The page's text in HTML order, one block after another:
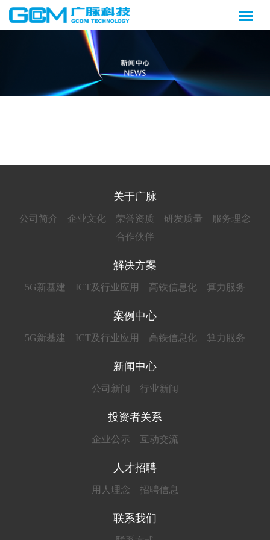
关于广脉
公司简介 企业文化 荣誉资质 研发质量
服务理念
合作伙伴
解决方案
5G新基建 ICT及行业应用 高铁信息化 算力服务
案例中心
5G新基建 ICT及行业应用 高铁信息化 算力服务
新闻中心
公司新闻 行业新闻
投资者关系
企业公示 互动交流
人才招聘
用人理念 招聘信息
联系我们